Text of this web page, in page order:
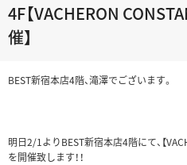
4F【VACHERON
催】
BEST新宿本店4階、滝澤でございます。
明日2/1よりBEST新宿本店4階にて、【
を開催致します！！